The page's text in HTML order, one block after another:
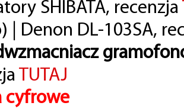
SHIBATA, recenzja
| Denon DL-103SA,
TUTAJ
cyfrowe